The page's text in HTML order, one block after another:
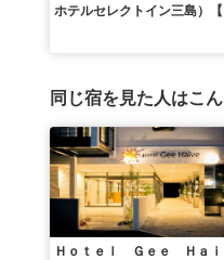
ホテルセレクトイン三島）
同じ宿を見た人はこ
Ｈｏｔｅｌ Ｇｅｅ Ｈａｉ